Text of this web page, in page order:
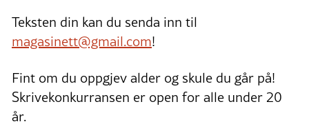
Teksten din kan du senda inn til
magasinett@gmail.com!
Fint om du oppgjev alder og skule du går på!
Skrivekonkurransen er open for alle under 20
år.